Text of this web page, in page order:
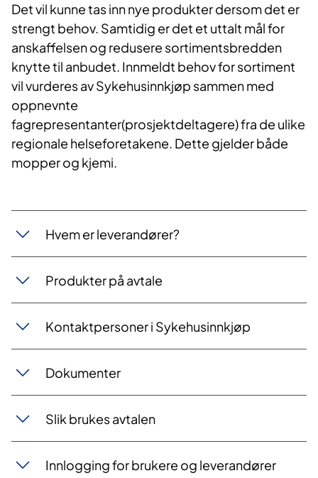
Det vil kunne tas inn nye produkter dersom det er
strengt behov. Samtidig er det et uttalt mål for
anskaffelsen og redusere sortimentsbredden
knytte til anbudet. Innmeldt behov for sortiment
vil vurderes av Sykehusinnkjøp sammen med
oppnevnte
fagrepresentanter(prosjektdeltagere) fra de ulike
regionale helseforetakene. Dette gjelder både
mopper og kjemi.
Hvem er leverandører?
Produkter på avtale
Kontaktpersoner i Sykehusinnkjøp
Dokumenter​​
​Slik brukes avtalen
Innlogging for brukere og leverandører